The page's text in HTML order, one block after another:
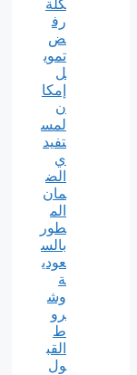
كلة
رف
ض
تموي
ل
إمكا
ن
لمس
تفيد
ي
الض
مان
الم
طور
بالس
عودي
ة
وش
رو
ط
القب
ول